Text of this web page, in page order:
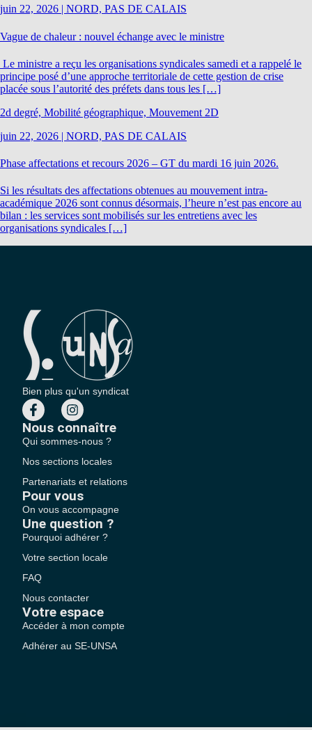
juin 22, 2026 | NORD, PAS DE CALAIS
Vague de chaleur : nouvel échange avec le ministre
Le ministre a reçu les organisations syndicales samedi et a rappelé le
principe posé d’une approche territoriale de cette gestion de crise
placée sous l’autorité des préfets dans tous les […]
2d degré, Mobilité géographique, Mouvement 2D
juin 22, 2026 | NORD, PAS DE CALAIS
Phase affectations et recours 2026 – GT du mardi 16 juin 2026.
Si les résultats des affectations obtenues au mouvement intra-
académique 2026 sont connus désormais, l’heure n’est pas encore au
bilan : les services sont mobilisés sur les entretiens avec les
organisations syndicales […]
Bien plus qu'un syndicat
Nous connaître
Qui sommes-nous ?
Nos sections locales
Partenariats et relations
Pour vous
On vous accompagne
Une question ?
Pourquoi adhérer ?
Votre section locale
FAQ
Nous contacter
Votre espace
Accéder à mon compte
Adhérer au SE-UNSA